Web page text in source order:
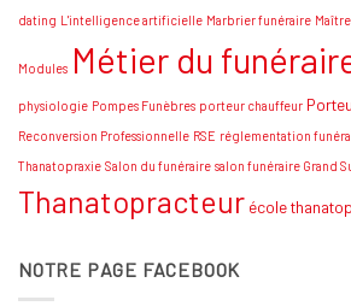
dating L'intelligence artificielle Marbrier funéraire
Modules Métier du
physiologie Pompes Funèbres porteur chauffeur
Reconversion Professionnelle RSE réglementation
Thanatopraxie Salon du funéraire salon funéraire Grand
Thanatopracteur école
NOTRE PAGE FACEBOOK